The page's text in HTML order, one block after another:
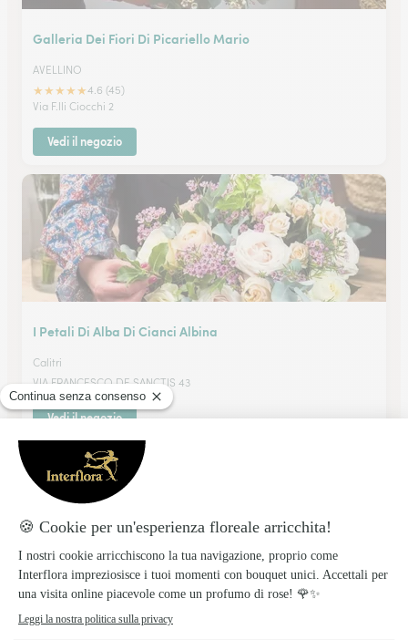
Galleria Dei Fiori Di Picariello Mario
AVELLINO
★★★★★4.6 (45)
Via F.lli Ciocchi 2
Vedi il negozio
I Petali Di Alba Di Cianci Albina
Calitri
VIA FRANCESCO DE SANCTIS 43
Vedi il negozio